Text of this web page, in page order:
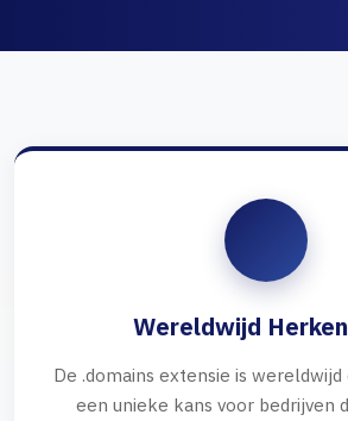
Wereldwijd
De .domains extensie is
een unieke kans voor bedrijven